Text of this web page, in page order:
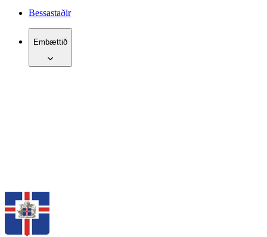
Bessastaðir
Embættið